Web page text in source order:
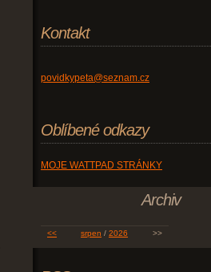
Kontakt
povidkypeta@seznam.cz
Oblíbené odkazy
MOJE WATTPAD STRÁNKY
Archiv
<< srpen / 2026 >>